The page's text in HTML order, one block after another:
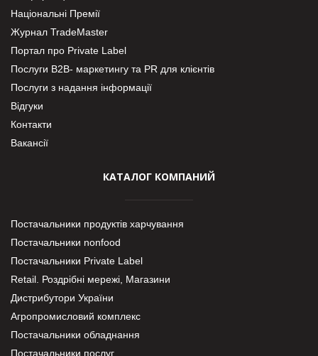
Національні Премії
Журнал TradeMaster
Портал про Private Label
Послуги В2В- маркетингу та PR для клієнтів
Послуги з надання інформації
Відгуки
Контакти
Вакансії
КАТАЛОГ КОМПАНИЙ
Постачальники продуктів харчування
Постачальники nonfood
Постачальники Private Label
Retail. Роздрібні мережі, Магазини
Дистрибутори України
Агропромисловий комплекс
Постачальники обладнання
Постачальники послуг